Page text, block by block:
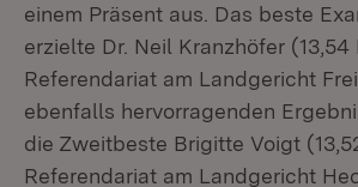
einem Präsent aus. Das beste
erzielte Dr. Neil Kranzhöfer (13,54
Referendariat am Landgericht
ebenfalls hervorragenden
die Zweitbeste Brigitte Voigt
Referendariat am Landgericht